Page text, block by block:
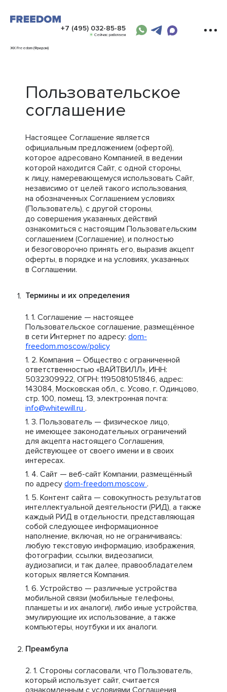
ЖК Freedom (Фридом)
+7 (495) 032-85-85
Сейчас работаем
Пользовательское
соглашение
Настоящее Соглашение является
официальным предложением (офертой),
которое адресовано Компанией, в ведении
которой находится Сайт, с одной стороны,
к лицу, намеревающемуся использовать Сайт,
независимо от целей такого использования,
на обозначенных Соглашением условиях
(Пользователь), с другой стороны,
до совершения указанных действий
ознакомиться с настоящим Пользовательским
соглашением (Соглашение), и полностью
и безоговорочно принять его, выразив акцепт
оферты, в порядке и на условиях, указанных
в Соглашении.
Термины и их определения
Соглашение — настоящее
Пользовательское соглашение, размещённое
в сети Интернет по адресу: dom-
freedom.moscow/policy
Компания – Общество с ограниченной
ответственностью «ВАЙТВИЛЛ», ИНН:
5032309922, ОГРН: 1195081051846, адрес:
143084, Московская обл., с. Усово, г. Одинцово,
стр. 100, помещ. 13, электронная почта:
info@whitewill.ru .
Пользователь — физическое лицо,
не имеющее законодательных ограничений
для акцепта настоящего Соглашения,
действующее от своего имени и в своих
интересах.
Сайт — веб-сайт Компании, размещённый
по адресу dom-freedom.moscow .
Контент сайта — совокупность результатов
интеллектуальной деятельности (РИД), а также
каждый РИД в отдельности, представляющая
собой следующее информационное
наполнение, включая, но не ограничиваясь:
любую текстовую информацию, изображения,
фотографии, ссылки, видеозаписи,
аудиозаписи, и так далее, правообладателем
которых является Компания.
Устройство — различные устройства
мобильной связи (мобильные телефоны,
планшеты и их аналоги), либо иные устройства,
эмулирующие их использование, а также
компьютеры, ноутбуки и их аналоги.
Преамбула
Стороны согласовали, что Пользователь,
который использует сайт, считается
ознакомленным с условиями Соглашения